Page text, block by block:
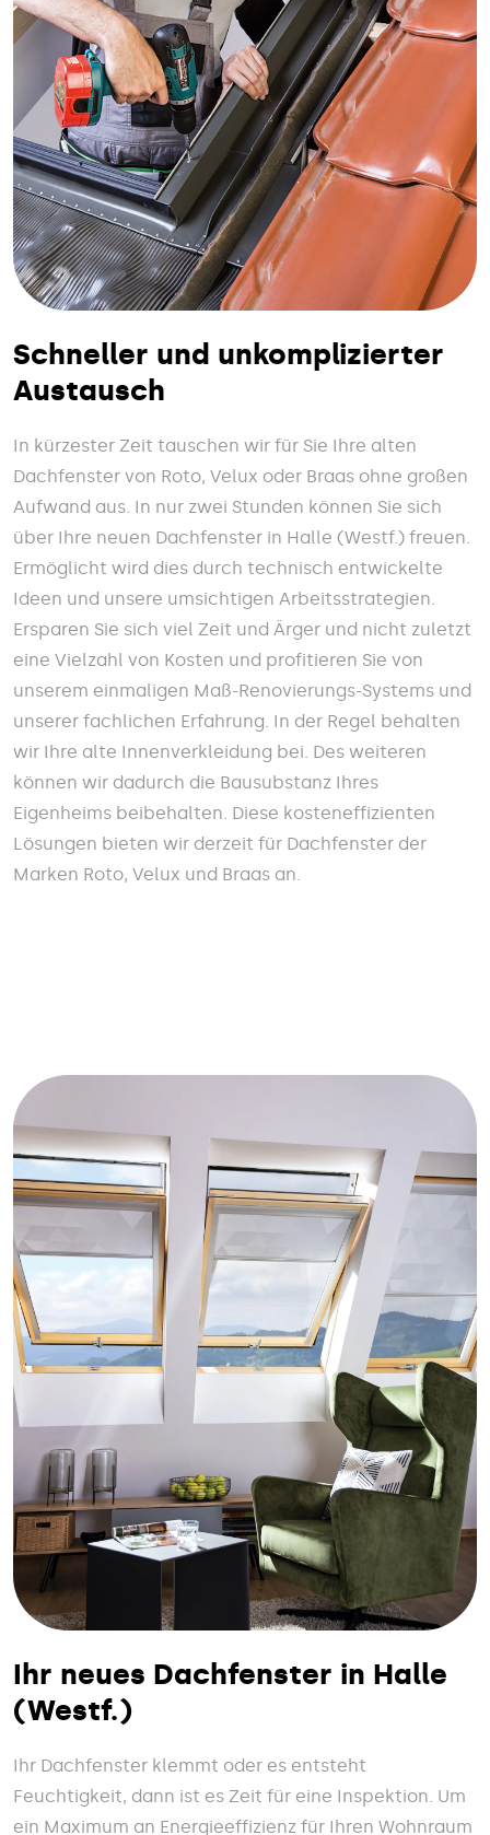
Schneller und unkomplizierter
Austausch
In kürzester Zeit tauschen wir für Sie Ihre alten
Dachfenster von Roto, Velux oder Braas ohne großen
Aufwand aus. In nur zwei Stunden können Sie sich
über Ihre neuen Dachfenster in Halle (Westf.) freuen.
Ermöglicht wird dies durch technisch entwickelte
Ideen und unsere umsichtigen Arbeitsstrategien.
Ersparen Sie sich viel Zeit und Ärger und nicht zuletzt
eine Vielzahl von Kosten und profitieren Sie von
unserem einmaligen Maß-Renovierungs-Systems und
unserer fachlichen Erfahrung. In der Regel behalten
wir Ihre alte Innenverkleidung bei. Des weiteren
können wir dadurch die Bausubstanz Ihres
Eigenheims beibehalten. Diese kosteneffizienten
Lösungen bieten wir derzeit für Dachfenster der
Marken Roto, Velux und Braas an.
Ihr neues Dachfenster in Halle
(Westf.)
Ihr Dachfenster klemmt oder es entsteht
Feuchtigkeit, dann ist es Zeit für eine Inspektion. Um
ein Maximum an Energieeffizienz für Ihren Wohnraum